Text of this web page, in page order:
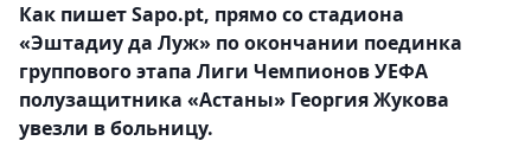
Как пишет Sapo.pt, прямо со стадиона
«Эштадиу да Луж» по окончании поединка
группового этапа Лиги Чемпионов УЕФА
полузащитника «Астаны» Георгия Жукова
увезли в больницу.